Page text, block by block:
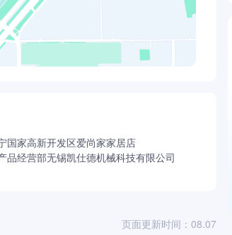
国家高新开发区爱尚家家居店
品经营部无锡凯仕德机械科技有限公司
页面更新时间：08.07